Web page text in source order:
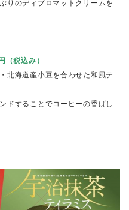
りのディプロマットクリームを
税込み）
北海道産小豆を合わせた和風テ
ドすることでコーヒーの香ばし